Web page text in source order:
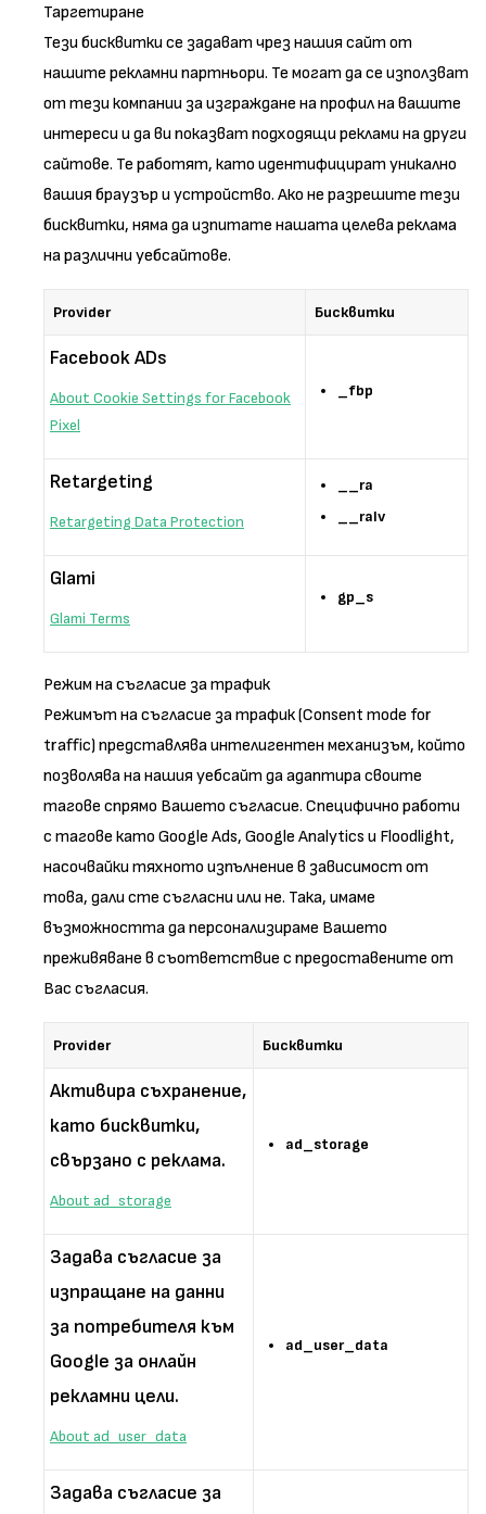
Таргетиране
Тези бисквитки се задават чрез нашия сайт от
нашите рекламни партньори. Те могат да се използват
от тези компании за изграждане на профил на вашите
интереси и да ви показват подходящи реклами на други
сайтове. Те работят, като идентифицират уникално
вашия браузър и устройство. Ако не разрешите тези
бисквитки, няма да изпитате нашата целева реклама
на различни уебсайтове.
Provider Бисквитки
Facebook ADs
About Cookie Settings for Facebook
Pixel
_fbp
Retargeting
Retargeting Data Protection
__ra
__ralv
Glami
Glami Terms
gp_s
Режим на съгласие за трафик
Режимът на съгласие за трафик (Consent mode for
traffic) представлява интелигентен механизъм, който
позволява на нашия уебсайт да адаптира своите
тагове спрямо Вашето съгласие. Специфично работи
с тагове като Google Ads, Google Analytics и Floodlight,
насочвайки тяхното изпълнение в зависимост от
това, дали сте съгласни или не. Така, имаме
възможността да персонализираме Вашето
преживяване в съответствие с предоставените от
Вас съгласия.
Provider Бисквитки
Активира съхранение,
като бисквитки,
свързано с реклама.
About ad_storage
ad_storage
Задава съгласие за
изпращане на данни
за потребителя към
Google за онлайн
рекламни цели.
About ad_user_data
ad_user_data
Задава съгласие за